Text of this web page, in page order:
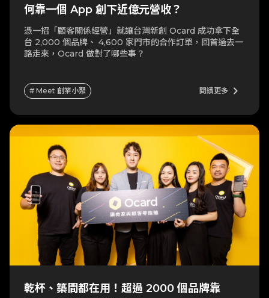
何靠一個 App 創下近億元營收？
憑一招「顧客關係經營」就讓台灣新創 Ocard 成功拿下全
台 2,000 個品牌、 4,600 家門市的合作訂單，回首過去一
路走來，Ocard 做對了哪些事？
# Meet 創業小聚 閱讀更多 keyboard_arrow_right
乾杯、築間都在用！超過 2000 個品牌靠